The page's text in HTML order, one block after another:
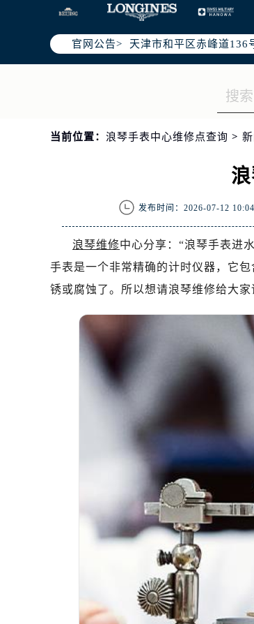
官网公告>
北京市东城区东长安街1
北京市朝阳区建国门外
天津市和平区赤峰道136
上海市徐汇区虹桥路3号
南京市秦淮区中山南路1
徐州市鼓楼区淮海东路
盐城市盐都区世纪大道5
泰州市海陵区永定东路
杭州市上城区钱江路
金华市金东区东市南街
嘉兴市南湖区广益路705
南昌市红谷滩新区红谷
济南市历下区经十路
广州市天河区天河路
广州市越秀区环市东路
深圳市罗湖区深南东路
惠州市惠城区江北文昌
厦门市思明区湖滨东路
福州市鼓楼区五四路
成都市锦江区人民东路6
重庆市江北区观音桥步
长沙市芙蓉区定王台街
郑州市二七区铭功路10
太原市迎泽区解放路15
沈阳市沈河区中街路
沈阳市沈河区中街路83
乌鲁木齐市天山区红山
当前位置： 浪琴手表中心维修点查询 >
发布时间：2026-07-12 10:04
浪琴维修中心分享：“浪琴手表进
手表是一个非常精确的计时仪器，它
锈或腐蚀了。所以想请浪琴维修给大